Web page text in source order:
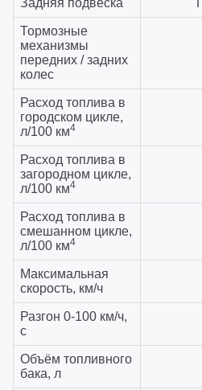
Задняя подвеска
Тормозные
механизмы
передних / задних
колес
Расход топлива в
городском цикле,
л/100 км4
Расход топлива в
загородном цикле,
л/100 км4
Расход топлива в
смешанном цикле,
л/100 км4
Максимальная
скорость, км/ч
Разгон 0-100 км/ч,
с
Объём топливного
бака, л